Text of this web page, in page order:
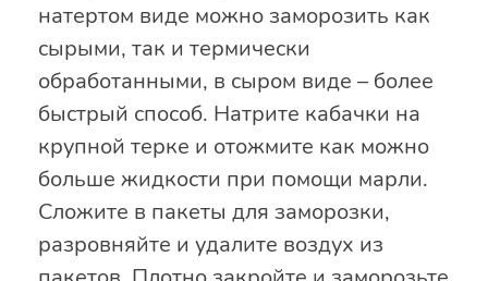
натертом виде можно заморозить как
сырыми, так и термически
обработанными, в сыром виде – более
быстрый способ. Натрите кабачки на
крупной терке и отожмите как можно
больше жидкости при помощи марли.
Сложите в пакеты для заморозки,
разровняйте и удалите воздух из